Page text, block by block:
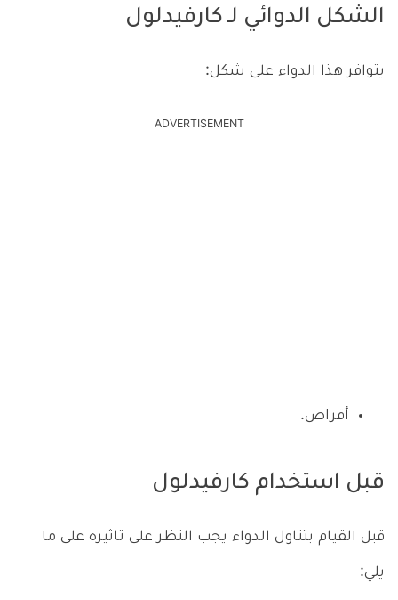
الشكل الدوائي لـ كارفيدلول
يتوافر هذا الدواء على شكل:
ADVERTISEMENT
أقراص.
قبل استخدام كارفيدلول
قبل القيام بتناول الدواء يجب النظر على تاثيره على ما
يلي: